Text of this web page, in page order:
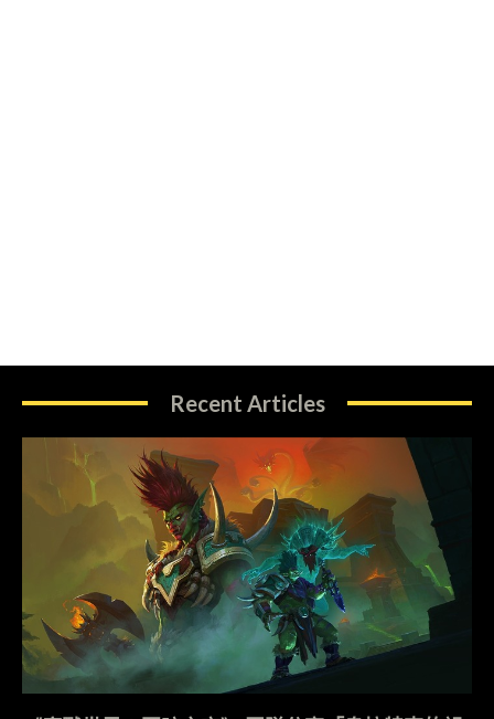
Recent Articles